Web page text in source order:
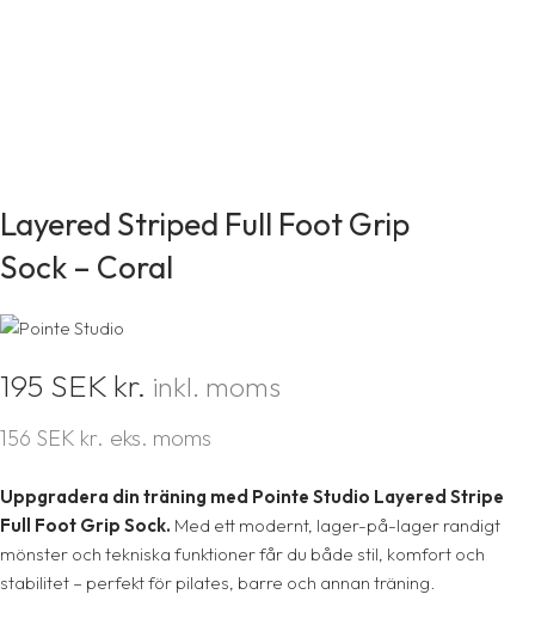
Layered Striped Full Foot Grip
Sock – Coral
195 SEK kr. inkl. moms
156 SEK kr. eks. moms
Uppgradera din träning med Pointe Studio Layered Stripe
Full Foot Grip Sock. Med ett modernt, lager-på-lager randigt
mönster och tekniska funktioner får du både stil, komfort och
stabilitet – perfekt för pilates, barre och annan träning.